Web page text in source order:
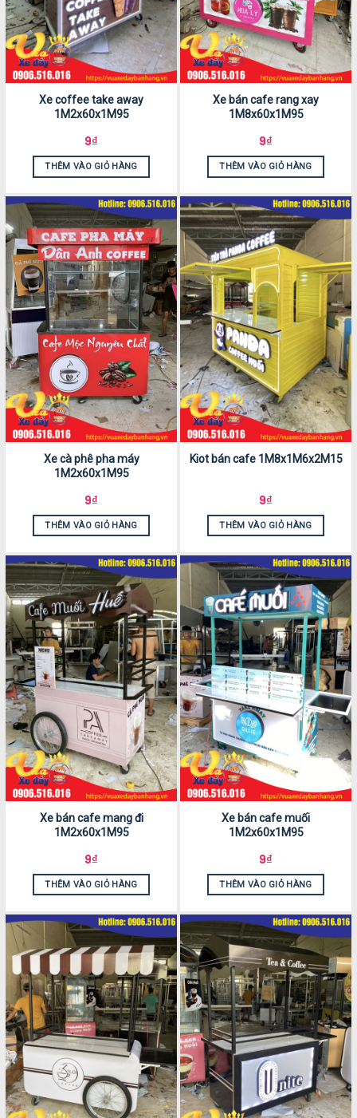
Xe coffee take away
1M2x60x1M95
9₫
THÊM VÀO GIỎ HÀNG
Xe bán cafe rang xay
1M8x60x1M95
9₫
THÊM VÀO GIỎ HÀNG
Xe cà phê pha máy
1M2x60x1M95
9₫
THÊM VÀO GIỎ HÀNG
Kiot bán cafe 1M8x1M6x2M15
9₫
THÊM VÀO GIỎ HÀNG
Xe bán cafe mang đi
1M2x60x1M95
9₫
THÊM VÀO GIỎ HÀNG
Xe bán cafe muối
1M2x60x1M95
9₫
THÊM VÀO GIỎ HÀNG